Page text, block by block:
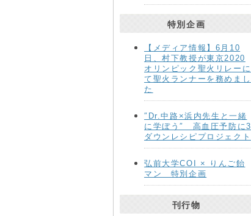
特別企画
【メディア情報】6月10
日、村下教授が東京2020
オリンピック聖火リレーに
て聖火ランナーを務めまし
た
″Dr.中路×浜内先生と一緒
に学ぼう″ 高血圧予防に3
ダウンレシピプロジェクト
弘前大学COI × りんご飴
マン 特別企画
刊行物